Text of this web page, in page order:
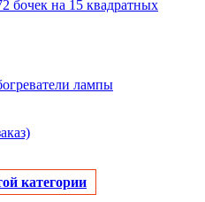
бочек на 15 квадратных
лампы
категории